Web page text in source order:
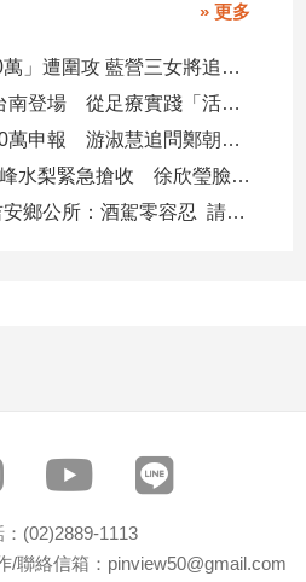
» 更多
鄭朝方「消失的2190萬」遭圍攻 藍營三女將追金流 拿出還款證明
FJM國際雙年會9月台南登場 從足療實踐「活出愛」
4000萬借款只有1810萬申報 游淑慧追問鄭朝方：2190萬差額去哪了
白海豚颱風逼近 五峰水梨緊急搶收 徐欣瑩臉書急呼「搶救五峰水梨」
副主任涉酒駕肇事 吉安鄉公所：酒駕零容忍 請辭獲准
(02)2889-1113
/聯絡信箱：pinview50@gmail.com